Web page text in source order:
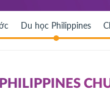
Du học Philippines